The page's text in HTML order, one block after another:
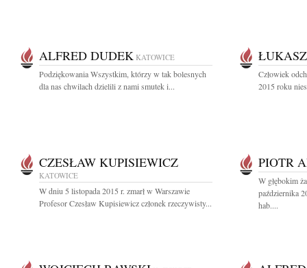
ALFRED DUDEK KATOWICE
Podziękowania Wszystkim, którzy w tak bolesnych
dla nas chwilach dzielili z nami smutek i...
Człowiek
2015 roku
CZESŁAW KUPISIEWICZ
KATOWICE
W dniu 5 listopada 2015 r. zmarł w Warszawie
Profesor Czesław Kupisiewicz członek rzeczywisty...
PIOTR
W głębokim
października
hab....